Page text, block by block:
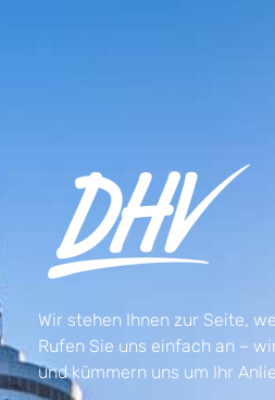
Wir stehen Ihnen zur Seite,
Rufen Sie uns einfach an –
und kümmern uns um Ihr